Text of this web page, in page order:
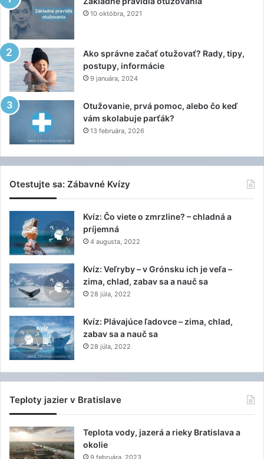
10 októbra, 2021
Ako správne začať otužovať? Rady, tipy,
postupy, informácie
9 januára, 2024
Otužovanie, prvá pomoc, alebo čo keď
vám skolabuje parťák?
13 februára, 2026
Otestujte sa: Zábavné Kvízy
Kvíz: Čo viete o zmrzline? – chladná a
príjemná
4 augusta, 2022
Kvíz: Veľryby – v Grónsku ich je veľa –
zima, chlad, zabav sa a nauč sa
28 júla, 2022
Kvíz: Plávajúce ľadovce – zima, chlad,
zabav sa a nauč sa
28 júla, 2022
Teploty jazier v Bratislave
Teplota vody, jazerá a rieky Bratislava a
okolie